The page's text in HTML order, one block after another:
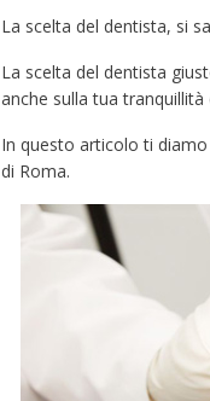
La scelta del dentista, si
La scelta del dentista
anche sulla tua
In questo articolo ti
di Roma.